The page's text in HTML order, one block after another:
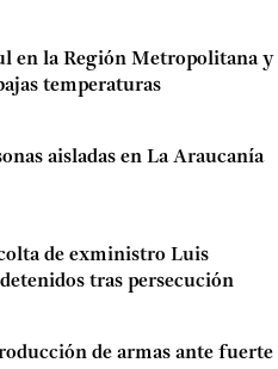
en la Región Metropolitana y
temperaturas
aisladas en La Araucanía
de exministro Luis
tras persecución
de armas ante fuerte